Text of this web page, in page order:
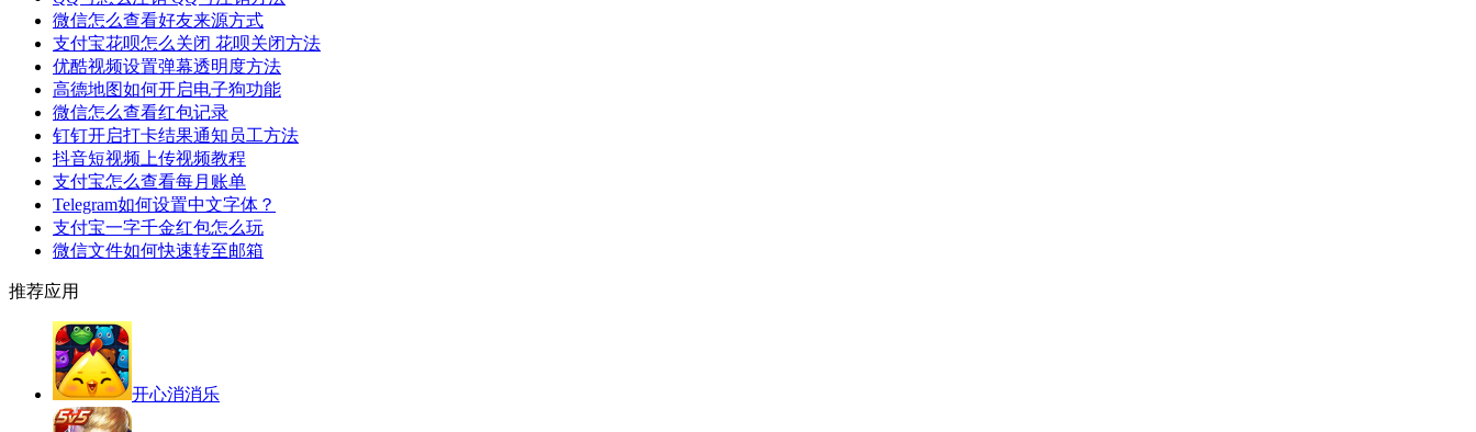
微信怎么查看好友来源方式
支付宝花呗怎么关闭 花呗关闭方法
优酷视频设置弹幕透明度方法
高德地图如何开启电子狗功能
微信怎么查看红包记录
钉钉开启打卡结果通知员工方法
抖音短视频上传视频教程
支付宝怎么查看每月账单
Telegram如何设置中文字体？
支付宝一字千金红包怎么玩
微信文件如何快速转至邮箱
推荐应用
开心消消乐